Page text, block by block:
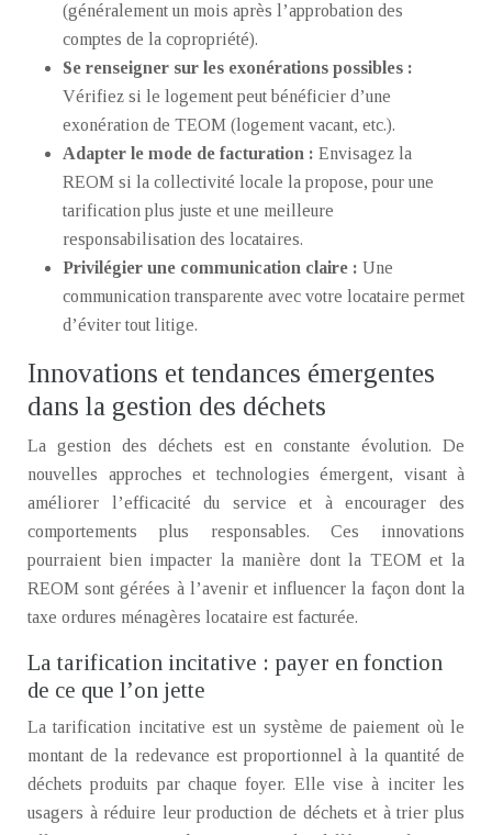
(généralement un mois après l’approbation des
comptes de la copropriété).
Se renseigner sur les exonérations possibles :
Vérifiez si le logement peut bénéficier d’une
exonération de TEOM (logement vacant, etc.).
Adapter le mode de facturation : Envisagez la
REOM si la collectivité locale la propose, pour une
tarification plus juste et une meilleure
responsabilisation des locataires.
Privilégier une communication claire : Une
communication transparente avec votre locataire permet
d’éviter tout litige.
Innovations et tendances émergentes
dans la gestion des déchets
La gestion des déchets est en constante évolution. De
nouvelles approches et technologies émergent, visant à
améliorer l’efficacité du service et à encourager des
comportements plus responsables. Ces innovations
pourraient bien impacter la manière dont la TEOM et la
REOM sont gérées à l’avenir et influencer la façon dont la
taxe ordures ménagères locataire est facturée.
La tarification incitative : payer en fonction
de ce que l’on jette
La tarification incitative est un système de paiement où le
montant de la redevance est proportionnel à la quantité de
déchets produits par chaque foyer. Elle vise à inciter les
usagers à réduire leur production de déchets et à trier plus